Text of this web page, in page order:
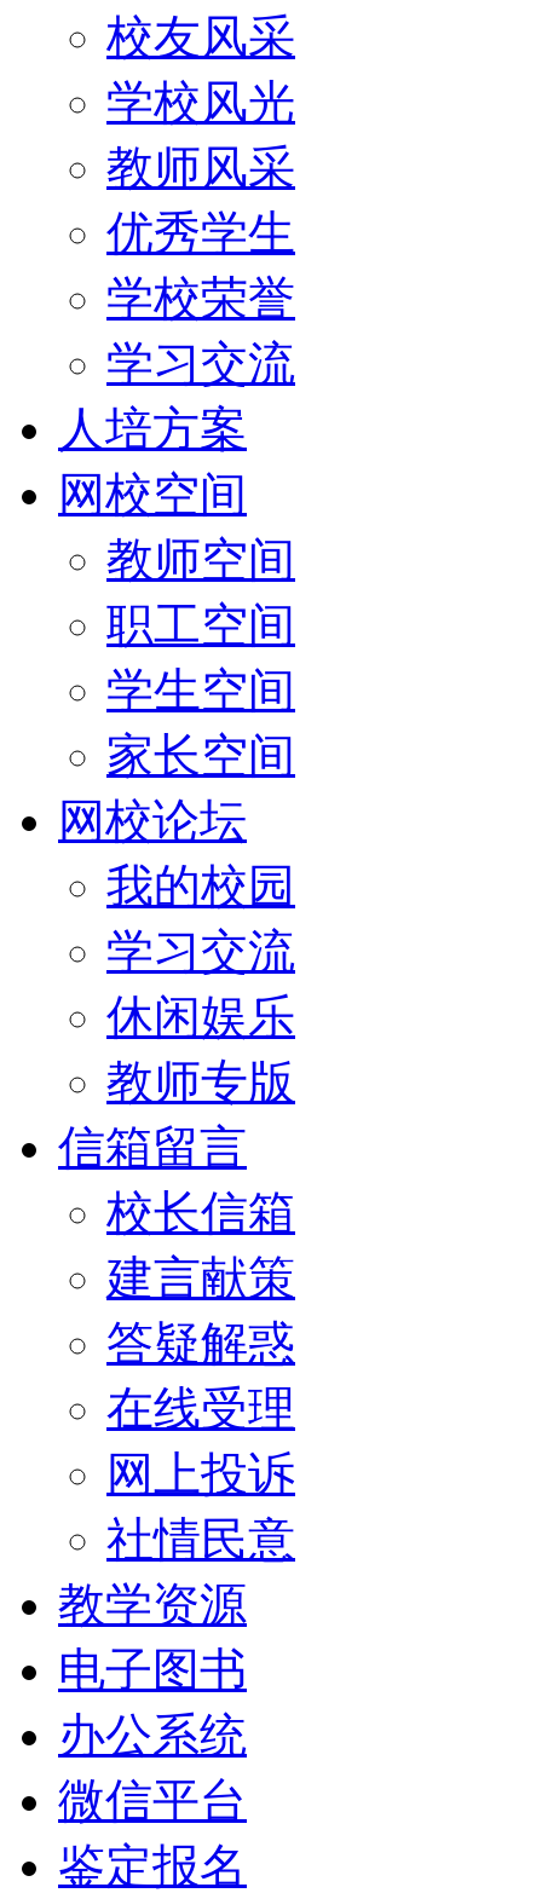
校友风采
学校风光
教师风采
优秀学生
学校荣誉
学习交流
人培方案
网校空间
教师空间
职工空间
学生空间
家长空间
网校论坛
我的校园
学习交流
休闲娱乐
教师专版
信箱留言
校长信箱
建言献策
答疑解惑
在线受理
网上投诉
社情民意
教学资源
电子图书
办公系统
微信平台
鉴定报名